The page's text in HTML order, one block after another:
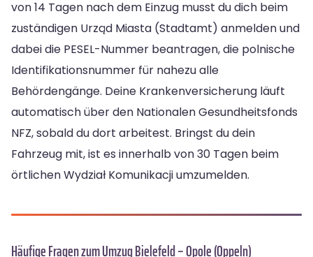
von 14 Tagen nach dem Einzug musst du dich beim
zuständigen Urząd Miasta (Stadtamt) anmelden und
dabei die PESEL-Nummer beantragen, die polnische
Identifikationsnummer für nahezu alle
Behördengänge. Deine Krankenversicherung läuft
automatisch über den Nationalen Gesundheitsfonds
NFZ, sobald du dort arbeitest. Bringst du dein
Fahrzeug mit, ist es innerhalb von 30 Tagen beim
örtlichen Wydział Komunikacji umzumelden.
Häufige Fragen zum Umzug Bielefeld – Opole (Oppeln)